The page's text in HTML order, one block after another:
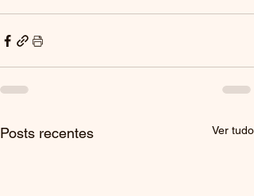
Posts recentes Ver tudo